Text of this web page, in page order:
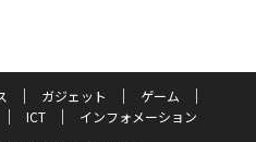
ガジェット
ゲーム
ICT
インフォメーション